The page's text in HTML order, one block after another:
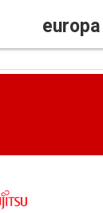
europa